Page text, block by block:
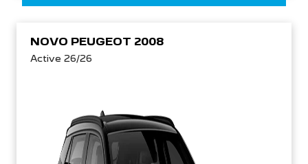
NOVO PEUGEOT 2008
Active 26/26